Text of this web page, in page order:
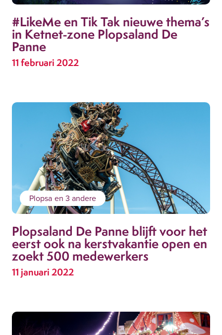
#LikeMe en Tik Tak nieuwe thema’s
in Ketnet-zone Plopsaland De
Panne
11 februari 2022
Plopsa en 3 andere
Plopsaland De Panne blijft voor het
eerst ook na kerstvakantie open en
zoekt 500 medewerkers
11 januari 2022